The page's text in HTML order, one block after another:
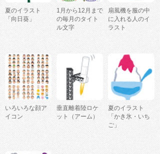
夏のイラスト
「向日葵」
1月から12月まで
の毎月のタイト
ル文字
扇風機を服の中
に入れる人のイ
ラスト
いろいろな顔ア
イコン
垂直離着陸ロケ
ット（アーム）
夏のイラスト
「かき氷・いち
ご」